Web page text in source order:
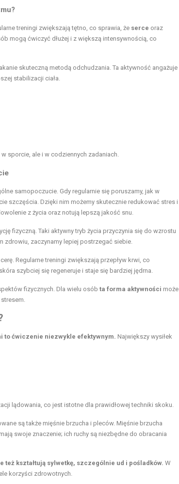
treningi zwiększają tętno, co sprawia, że serce oraz
mogą ćwiczyć dłużej i z większą intensywnością, co
skuteczną metodą odchudzania. Ta aktywność angażuje
stabilizacji ciała.
sporcie, ale i w codziennych zadaniach.
samopoczucie. Gdy regularnie się poruszamy, jak w
szczęścia. Dzięki nim możemy skutecznie redukować stres i
z życia oraz notują lepszą jakość snu.
fizyczną. Taki aktywny tryb życia przyczynia się do wzrostu
zdrowiu, zaczynamy lepiej postrzegać siebie.
Regularne treningi zwiększają przepływ krwi, co
szybciej się regeneruje i staje się bardziej jędrna.
fizycznych. Dla wielu osób ta forma aktywności może
to ćwiczenie niezwykle efektywnym. Największy wysiłek
lądowania, co jest istotne dla prawidłowej techniki skoku.
są także mięśnie brzucha i pleców. Mięśnie brzucha
swoje znaczenie; ich ruchy są niezbędne do obracania
kształtują sylwetkę, szczególnie ud i pośladków. W
korzyści zdrowotnych.